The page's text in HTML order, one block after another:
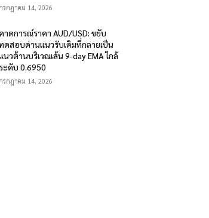
กรกฎาคม 14, 2026
าดการณ์ราคา AUD/USD: ขยับ
ดสอบด่านแนวรับเดิมที่กลายเป็น
นวต้านบริเวณเส้น 9-day EMA ใกล้
ะดับ 0.6950
กรกฎาคม 14, 2026